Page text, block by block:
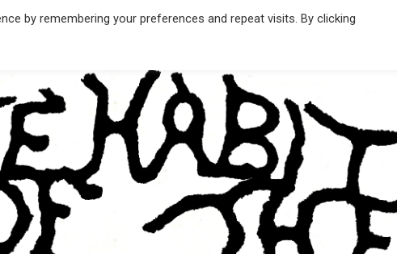
THE
HABIT
OF THE
RABBIT
Banda
de
Rock
de
Madrid
by remembering your preferences and repeat visits. By clicking